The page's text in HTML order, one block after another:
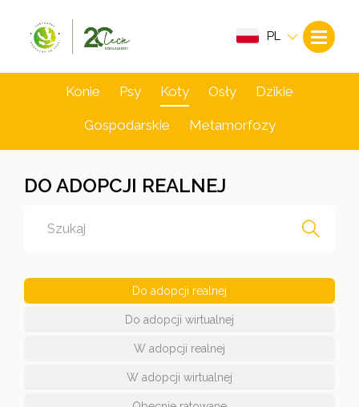
PL
Konie Psy Koty Osły Dzikie
Gospodarskie Metamorfozy
DO ADOPCJI REALNEJ
Do adopcji realnej
Do adopcji wirtualnej
W adopcji realnej
W adopcji wirtualnej